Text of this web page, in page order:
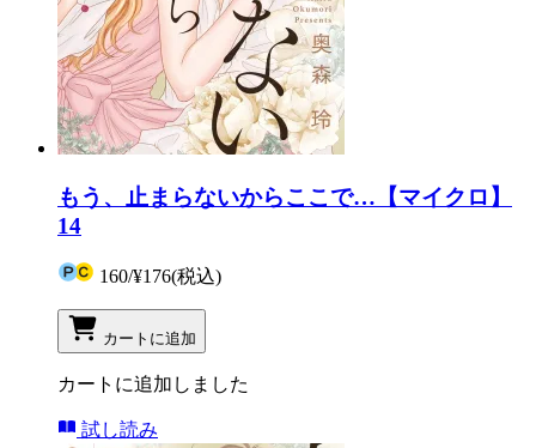
もう、止まらないからここで…【マイクロ】
14
160/¥176(税込)
カートに追加
カートに追加しました
試し読み